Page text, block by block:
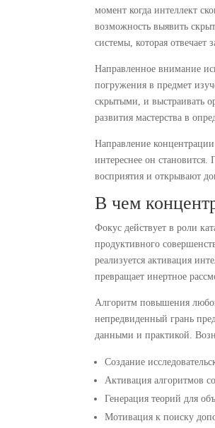
момент когда интеллект
возможность выявить
системы, которая
Направленное внимание
погружения в предмет
скрытыми, и выстраивать
развития мастерства в
Направление
интереснее он
восприятия и открывают
В чем
Фокус действует в роли
продуктивного
реализуется активация
превращает инертное
Алгоритм повышения
непредвиденный грань
данными и практикой.
Создание
Активация алгоритмов
Генерация теорий для
Мотивация к поиску